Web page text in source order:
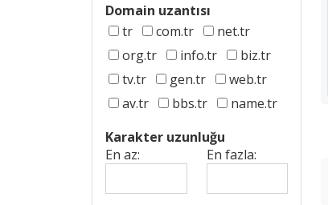
Domain uzantısı
tr
com.tr
net.tr
org.tr
info.tr
biz.tr
tv.tr
gen.tr
web.tr
av.tr
bbs.tr
name.tr
Karakter uzunluğu
En az:
En fazla: